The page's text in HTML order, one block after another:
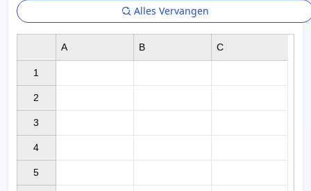
Alles Vervangen
1
2
3
4
5
A B C